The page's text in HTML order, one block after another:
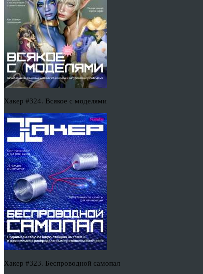
Хакер #324. Всякое с моделями
Хакер #323. Беспроводной самопал